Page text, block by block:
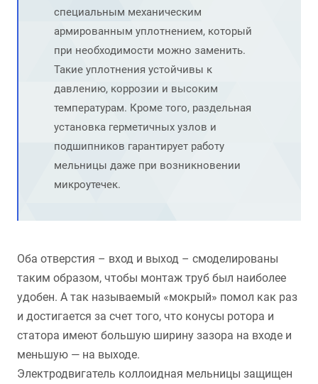
специальным механическим
армированным уплотнением, который
при необходимости можно заменить.
Такие уплотнения устойчивы к
давлению, коррозии и высоким
температурам. Кроме того, раздельная
установка герметичных узлов и
подшипников гарантирует работу
мельницы даже при возникновении
микроутечек.
Оба отверстия – вход и выход – смоделированы
таким образом, чтобы монтаж труб был наиболее
удобен. А так называемый «мокрый» помол как раз
и достигается за счет того, что конусы ротора и
статора имеют большую ширину зазора на входе и
меньшую — на выходе.
Электродвигатель коллоидная мельницы защищен